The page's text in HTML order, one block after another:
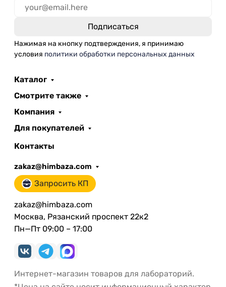
Нажимая на кнопку подтверждения, я принимаю
условия политики обработки персональных данных
Каталог
Смотрите также
Компания
Для покупателей
Контакты
zakaz@himbaza.com
Запросить КП
zakaz@himbaza.com
Москва, Рязанский проспект 22к2
Пн—Пт 09:00 – 17:00
Интернет-магазин товаров для лабораторий.